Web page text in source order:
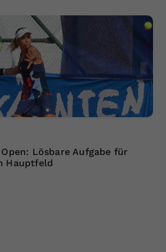
Lösbare Aufgabe für
Hauptfeld